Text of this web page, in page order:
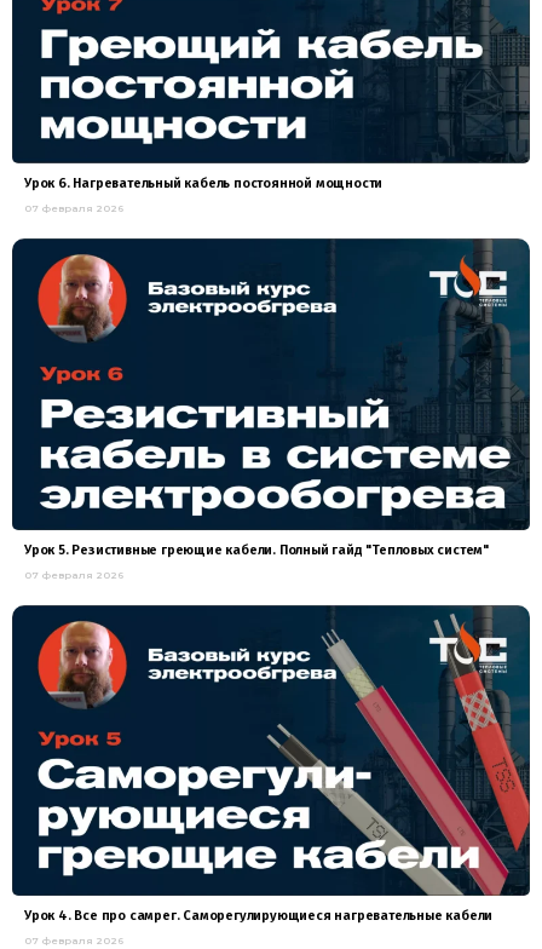
Урок 6. Нагревательный кабель постоянной мощности
07 февраля 2026
Урок 5. Резистивные греющие кабели. Полный гайд "Тепловых систем"
07 февраля 2026
Урок 4. Все про самрег. Саморегулирующиеся нагревательные кабели
07 февраля 2026